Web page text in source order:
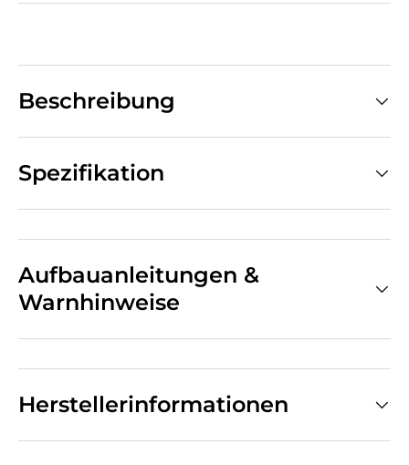
Beschreibung
Spezifikation
Aufbauanleitungen &
Warnhinweise
Herstellerinformationen